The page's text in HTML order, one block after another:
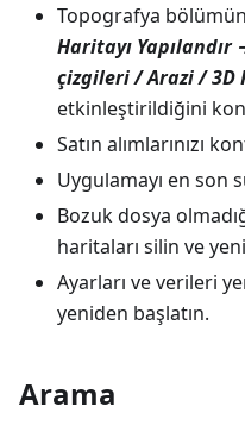
Topografya
Haritayı
çizgileri / Arazi / 3D
etkinleştirildiğini
Satın alımlarınızı
Uygulamayı en son
Bozuk dosya
haritaları silin ve
Ayarları ve verileri
yeniden başlatın.
Arama